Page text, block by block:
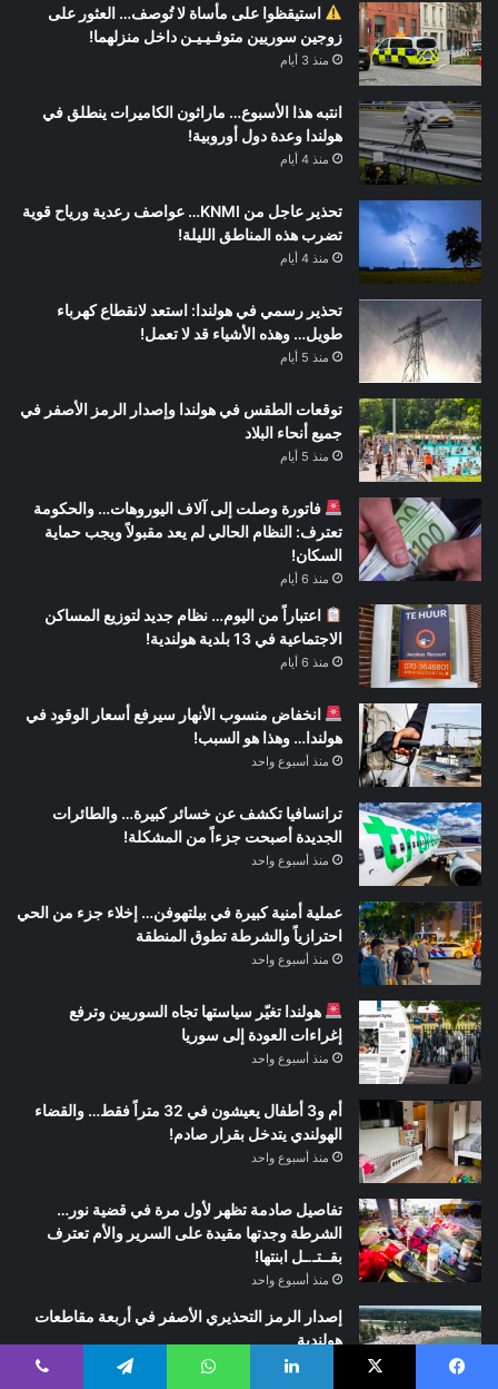
استيقظوا على مأساة لا تُوصف… العثور على
زوجين سوريين متوفـيـيـن داخل منزلهما!
منذ 3 أيام
انتبه هذا الأسبوع… ماراثون الكاميرات ينطلق في
هولندا وعدة دول أوروبية!
منذ 4 أيام
تحذير عاجل من KNMI… عواصف رعدية ورياح قوية
تضرب هذه المناطق الليلة!
منذ 4 أيام
تحذير رسمي في هولندا: استعد لانقطاع كهرباء
طويل… وهذه الأشياء قد لا تعمل!
منذ 5 أيام
توقعات الطقس في هولندا وإصدار الرمز الأصفر في
جميع أنحاء البلاد
منذ 5 أيام
فاتورة وصلت إلى آلاف اليوروهات… والحكومة
تعترف: النظام الحالي لم يعد مقبولاً ويجب حماية
السكان!
منذ 6 أيام
اعتباراً من اليوم… نظام جديد لتوزيع المساكن
الاجتماعية في 13 بلدية هولندية!
منذ 6 أيام
انخفاض منسوب الأنهار سيرفع أسعار الوقود في
هولندا… وهذا هو السبب!
منذ أسبوع واحد
ترانسافيا تكشف عن خسائر كبيرة… والطائرات
الجديدة أصبحت جزءاً من المشكلة!
منذ أسبوع واحد
عملية أمنية كبيرة في بيلتهوفن… إخلاء جزء من الحي
احترازياً والشرطة تطوق المنطقة
منذ أسبوع واحد
هولندا تغيّر سياستها تجاه السوريين وترفع
إغراءات العودة إلى سوريا
منذ أسبوع واحد
أم و3 أطفال يعيشون في 32 متراً فقط… والقضاء
الهولندي يتدخل بقرار صادم!
منذ أسبوع واحد
تفاصيل صادمة تظهر لأول مرة في قضية نور…
الشرطة وجدتها مقيدة على السرير والأم تعترف
بقــتـ.ـل ابنتها!
منذ أسبوع واحد
إصدار الرمز التحذيري الأصفر في أربعة مقاطعات
هولندية
منذ أسبوع واحد